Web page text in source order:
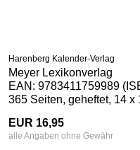
Harenberg Kalender-Verlag
Meyer Lexikonverlag
EAN: 9783411759989
365 Seiten, geheftet, 14 x
EUR 16,95
alle Angaben ohne Gewähr